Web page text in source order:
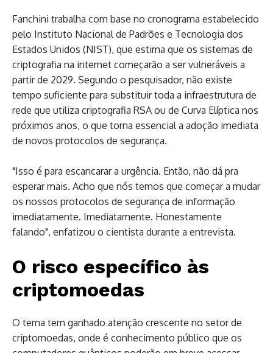
Fanchini trabalha com base no cronograma estabelecido
pelo Instituto Nacional de Padrões e Tecnologia dos
Estados Unidos (NIST), que estima que os sistemas de
criptografia na internet começarão a ser vulneráveis a
partir de 2029. Segundo o pesquisador, não existe
tempo suficiente para substituir toda a infraestrutura de
rede que utiliza criptografia RSA ou de Curva Elíptica nos
próximos anos, o que torna essencial a adoção imediata
de novos protocolos de segurança.
"Isso é para escancarar a urgência. Então, não dá pra
esperar mais. Acho que nós temos que começar a mudar
os nossos protocolos de segurança de informação
imediatamente. Imediatamente. Honestamente
falando", enfatizou o cientista durante a entrevista.
O risco específico às
criptomoedas
O tema tem ganhado atenção crescente no setor de
criptomoedas, onde é conhecimento público que os